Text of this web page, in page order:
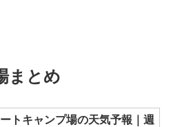
まとめ
トキャンプ場の天気予報｜週